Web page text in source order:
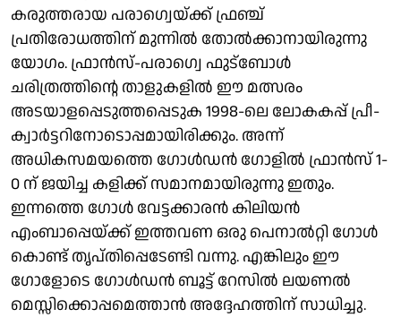
കരുത്തരായ പരാഗ്വെയ്ക്ക് ഫ്രഞ്ച്
പ്രതിരോധത്തിന് മുന്നില്‍ തോല്‍ക്കാനായിരുന്നു
യോഗം. ഫ്രാന്‍സ്-പരാഗ്വെ ഫുട്‌ബോള്‍
ചരിത്രത്തിന്റെ താളുകളില്‍ ഈ മത്സരം
അടയാളപ്പെടുത്തപ്പെടുക 1998-ലെ ലോകകപ്പ് പ്രീ-
ക്വാര്‍ട്ടറിനോടൊപ്പമായിരിക്കും. അന്ന്
അധികസമയത്തെ ഗോള്‍ഡന്‍ ഗോളില്‍ ഫ്രാന്‍സ് 1-
0 ന് ജയിച്ച കളിക്ക് സമാനമായിരുന്നു ഇതും.
ഇന്നത്തെ ഗോള്‍ വേട്ടക്കാരന്‍ കിലിയന്‍
എംബാപ്പെയ്ക്ക് ഇത്തവണ ഒരു പെനാല്‍റ്റി ഗോള്‍
കൊണ്ട് തൃപ്തിപ്പെടേണ്ടി വന്നു. എങ്കിലും ഈ
ഗോളോടെ ഗോള്‍ഡന്‍ ബൂട്ട് റേസില്‍ ലയണല്‍
മെസ്സിക്കൊപ്പമെത്താന്‍ അദ്ദേഹത്തിന് സാധിച്ചു.